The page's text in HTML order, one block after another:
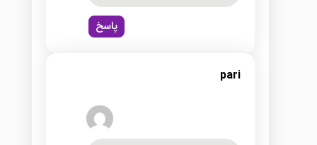
پاسخ
pari